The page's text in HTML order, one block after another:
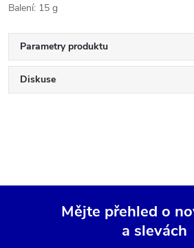
Balení: 15 g
Parametry produktu
Diskuse
Mějte přehled o
a slevách